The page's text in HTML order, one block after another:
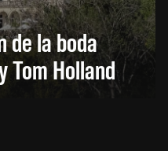
de la boda
Tom Holland